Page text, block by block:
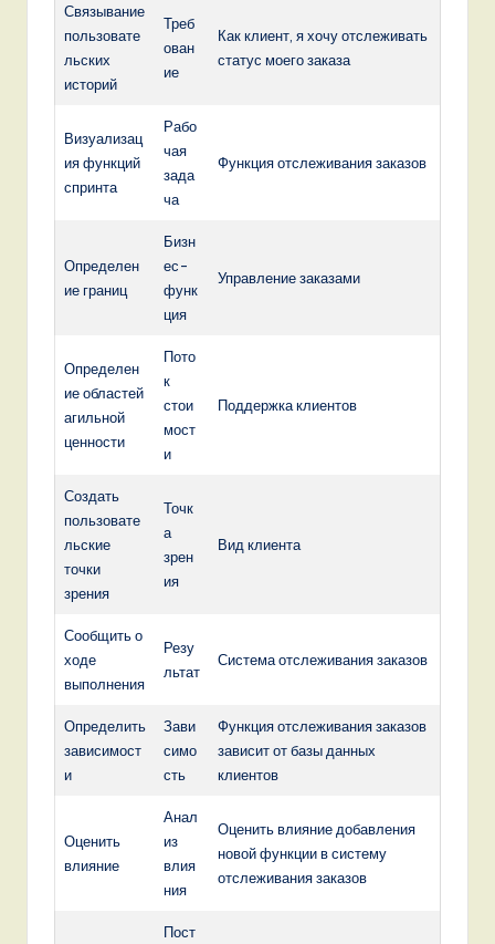
Связывание
пользовате
льских
историй
Треб
ован
ие
Как клиент, я хочу отслеживать
статус моего заказа
Визуализац
ия функций
спринта
Рабо
чая
зада
ча
Функция отслеживания заказов
Определен
ие границ
Бизн
ес-
функ
ция
Управление заказами
Определен
ие областей
агильной
ценности
Пото
к
стои
мост
и
Поддержка клиентов
Создать
пользовате
льские
точки
зрения
Точк
а
зрен
ия
Вид клиента
Сообщить о
ходе
выполнения
Резу
льтат
Система отслеживания заказов
Определить
зависимост
и
Зави
симо
сть
Функция отслеживания заказов
зависит от базы данных
клиентов
Оценить
влияние
Анал
из
влия
ния
Оценить влияние добавления
новой функции в систему
отслеживания заказов
Пост